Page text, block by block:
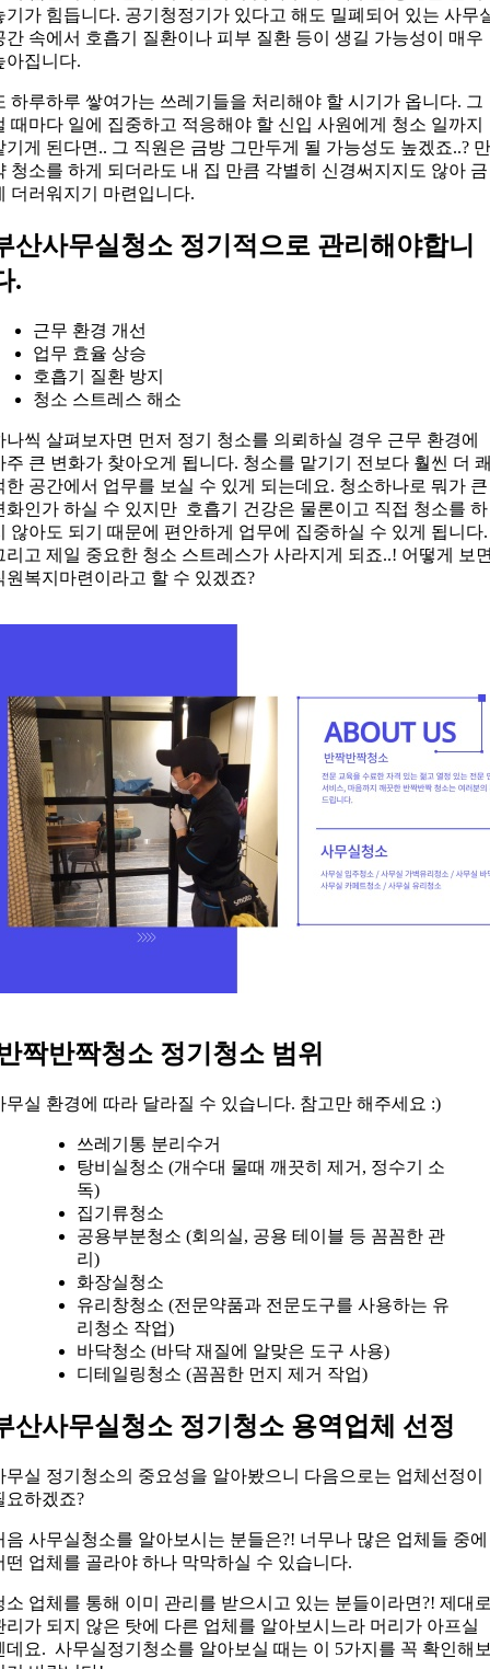
기가 힘듭니다. 공기청정기가 있다고 해도 밀폐되어 있는 사무
간 속에서 호흡기 질환이나 피부 질환 등이 생길 가능성이 매우
아집니다.
하루하루 쌓여가는 쓰레기들을 처리해야 할 시기가 옵니다. 그
때마다 일에 집중하고 적응해야 할 신입 사원에게 청소 일까지
기게 된다면.. 그 직원은 금방 그만두게 될 가능성도 높겠죠..?
청소를 하게 되더라도 내 집 만큼 각별히 신경써지지도 않아 금
더러워지기 마련입니다.
산사무실청소 정기적으로 관리해야합니
.
근무 환경 개선
업무 효율 상승
호흡기 질환 방지
청소 스트레스 해소
나씩 살펴보자면 먼저 정기 청소를 의뢰하실 경우 근무 환경에
주 큰 변화가 찾아오게 됩니다. 청소를 맡기기 전보다 훨씬 더
한 공간에서 업무를 보실 수 있게 되는데요. 청소하나로 뭐가 큰
화인가 하실 수 있지만 호흡기 건강은 물론이고 직접 청소를 하
않아도 되기 때문에 편안하게 업무에 집중하실 수 있게 됩니다.
리고 제일 중요한 청소 스트레스가 사라지게 되죠..! 어떻게 보
원복지마련이라고 할 수 있겠죠?
짝반짝청소 정기청소 범위
무실 환경에 따라 달라질 수 있습니다. 참고만 해주세요 :)
쓰레기통 분리수거
탕비실청소 (개수대 물때 깨끗히 제거, 정수기 소
독)
집기류청소
공용부분청소 (회의실, 공용 테이블 등 꼼꼼한 관
리)
화장실청소
유리창청소 (전문약품과 전문도구를 사용하는 유
리청소 작업)
바닥청소 (바닥 재질에 알맞은 도구 사용)
디테일링청소 (꼼꼼한 먼지 제거 작업)
산사무실청소 정기청소 용역업체 선정
무실 정기청소의 중요성을 알아봤으니 다음으로는 업체선정이
요하겠죠?
음 사무실청소를 알아보시는 분들은?! 너무나 많은 업체들 중에
떤 업체를 골라야 하나 막막하실 수 있습니다.
소 업체를 통해 이미 관리를 받으시고 있는 분들이라면?! 제대
리가 되지 않은 탓에 다른 업체를 알아보시느라 머리가 아프실
데요. 사무실정기청소를 알아보실 때는 이 5가지를 꼭 확인해